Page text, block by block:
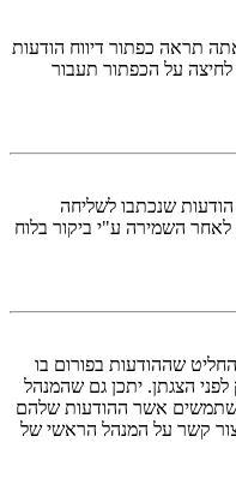
תראה כפתור דיווח הודעות
על הכפתור תעבור
שנכתבו לשליחה
השמירה ע"י ביקור בלוח
שההודעות בפורום בו
הצגתן. יתכן גם שהמנהל
אשר ההודעות שלהם
קשר על המנהל הראשי של